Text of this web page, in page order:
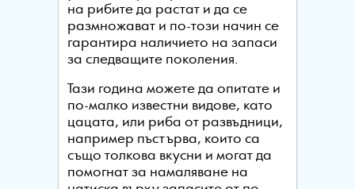
на рибите да растат и да се
размножават и по-този начин се
гарантира наличието на запаси
за следващите поколения.
Тази година можете да опитате и
по-малко известни видове, като
цацата, или риба от развъдници,
например пъстърва, които са
също толкова вкусни и могат да
помогнат за намаляване на